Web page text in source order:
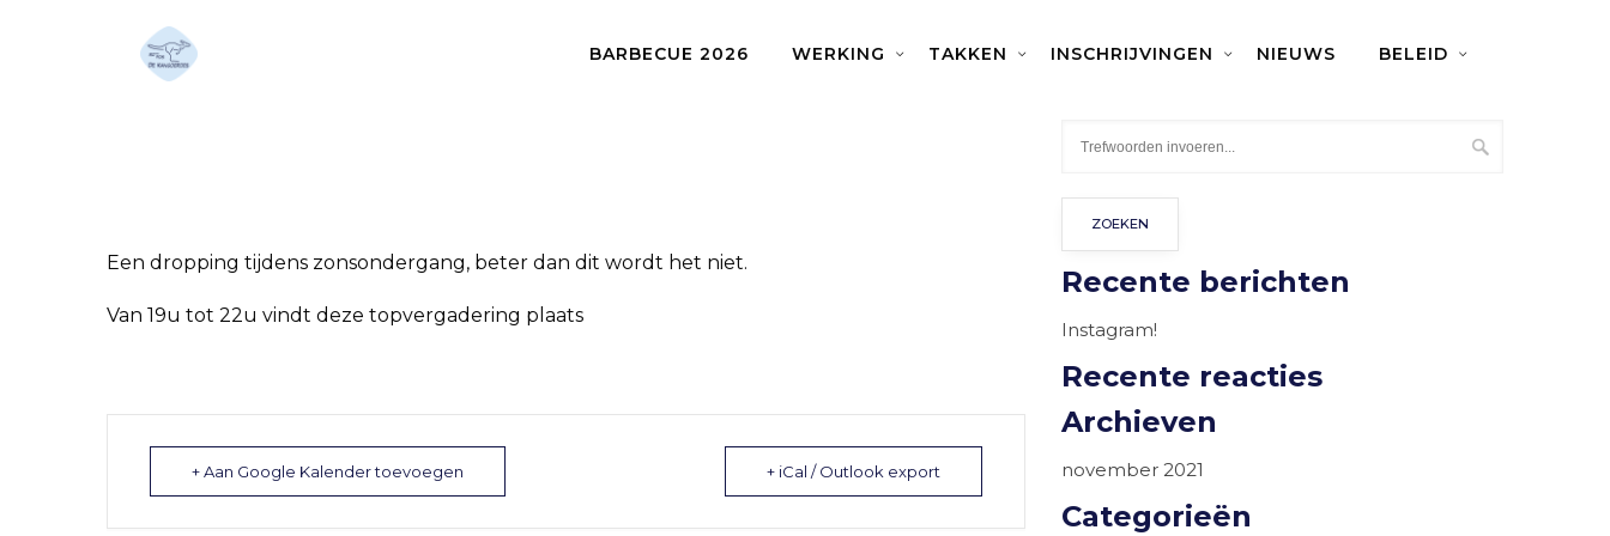
BARBECUE 2026 WERKING TAKKEN INSCHRIJVINGEN NIEUWS BELEID
Een dropping tijdens zonsondergang, beter dan dit wordt het niet.
Van 19u tot 22u vindt deze topvergadering plaats
+ Aan Google Kalender toevoegen + iCal / Outlook export
Recente berichten
Instagram!
Recente reacties
Archieven
november 2021
Categorieën